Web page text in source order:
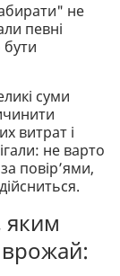
не
певні
суми
витрат і
не варто
повір’ями,
яким